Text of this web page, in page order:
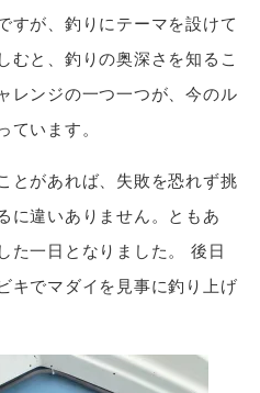
すが、釣りにテーマを設けて
むと、釣りの奥深さを知るこ
レンジの一つ一つが、今のル
います。
とがあれば、失敗を恐れず挑
に違いありません。ともあ
た一日となりました。 後日
キでマダイを見事に釣り上げ